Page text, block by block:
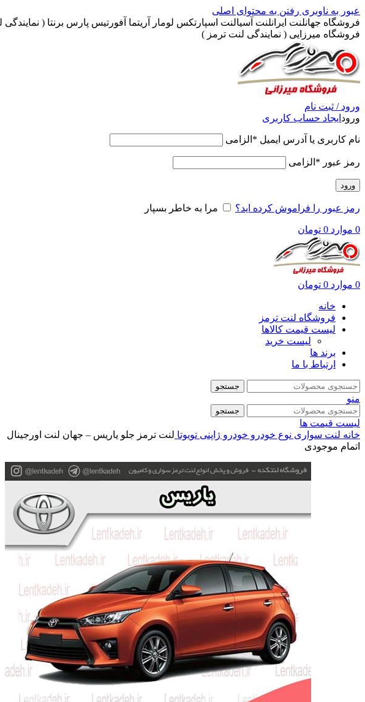
عبور به ناوبری رفتن به محتوای اصلی
فروشگاه جهانلنت ایرانلنت آسیالنت اسپارتکس لومار آریتما آفورتیس پارس برنتا (
فروشگاه میرزایی ( نمایندگی لنت ترمز )
ورود / ثبت نام
ورود ایجاد حساب کاربری
نام کاربری یا آدرس ایمیل * الزامی
رمز عبور * الزامی
ورود
رمز عبور را فراموش کرده اید؟ مرا به خاطر بسپار
0 موارد 0 تومان
0 موارد 0 تومان
خانه
فروشگاه لنت ترمز
لیست قیمت کالاها
لیست خرید
برند ها
ارتباط با ما
جستجو
منو
جستجو
لیست قیمت ها
خانه لنت سواری نوع خودرو خودرو ژاپنی تویوتا لنت ترمز جلو یاریس – جهان لنت اورجینال
اتمام موجودی